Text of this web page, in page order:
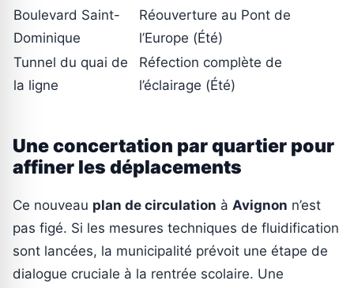
Boulevard Saint-
Dominique
Réouverture au Pont de
l’Europe (Été)
Tunnel du quai de
la ligne
Réfection complète de
l’éclairage (Été)
Une concertation par quartier pour
affiner les déplacements
Ce nouveau plan de circulation à Avignon n’est
pas figé. Si les mesures techniques de fluidification
sont lancées, la municipalité prévoit une étape de
dialogue cruciale à la rentrée scolaire. Une